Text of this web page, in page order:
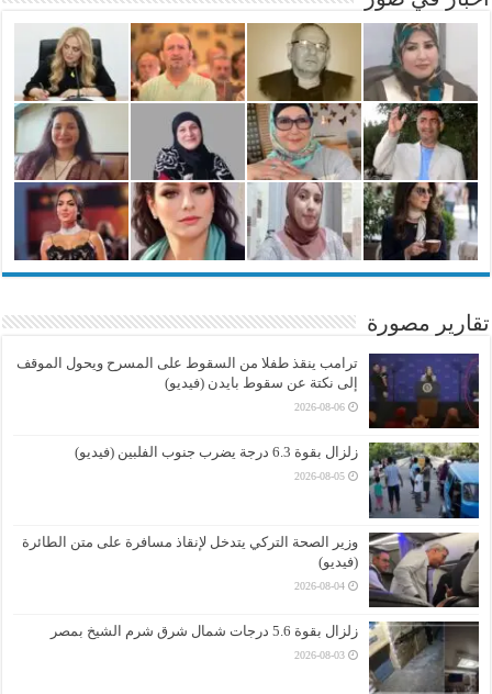
تقارير مصورة
ترامب ينقذ طفلا من السقوط على المسرح ويحول الموقف
إلى نكتة عن سقوط بايدن (فيديو)
2026-08-06
زلزال بقوة 6.3 درجة يضرب جنوب الفلبين (فيديو)
2026-08-05
وزير الصحة التركي يتدخل لإنقاذ مسافرة على متن الطائرة
(فيديو)
2026-08-04
زلزال بقوة 5.6 درجات شمال شرق شرم الشيخ بمصر
2026-08-03